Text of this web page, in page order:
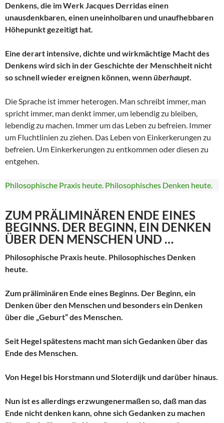
Denkens, die im Werk Jacques Derridas einen
unausdenkbaren, einen uneinholbaren und unaufhebbaren
Höhepunkt gezeitigt hat.
Eine derart intensive, dichte und wirkmächtige Macht des
Denkens wird sich in der Geschichte der Menschheit nicht
so schnell wieder ereignen können, wennüberhaupt.
Die Sprache ist immer heterogen. Man schreibt immer, man
spricht immer, man denkt immer, um lebendig zu bleiben,
lebendig zu machen. Immer um das Leben zu befreien. Immer
um Fluchtlinien zu ziehen. Das Leben von Einkerkerungen zu
befreien. Um Einkerkerungen zu entkommen oder diesen zu
entgehen.
Philosophische Praxis heute. Philosophisches Denken heute.
ZUM PRÄLIMINÄREN ENDE EINES
BEGINNS. DER BEGINN, EIN DENKEN
ÜBER DEN MENSCHEN UND …
Philosophische Praxis heute. Philosophisches Denken
heute.
Zum präliminären Ende eines Beginns. Der Beginn, ein
Denken über den Menschen und besonders ein Denken
über die „Geburt“ des Menschen.
Seit Hegel spätestens macht man sich Gedanken über das
Ende des Menschen.
Von Hegel bis Horstmann und Sloterdijk und darüber hinaus.
Nun ist es allerdings erzwungenermaßen so, daß man das
Ende nicht denken kann, ohne sich Gedanken zu machen